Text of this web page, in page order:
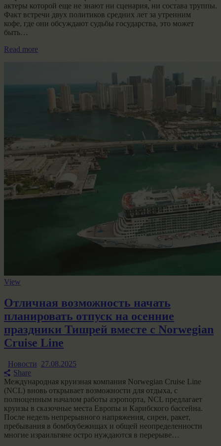
актеры которой еще не знают ни сценария, ни состава труппы.
Факт встречи двух политиков средних лет за утренним
кофе, где они обсуждают судьбы государства, это может
быть…
Read more
View
Отличная возможность начать
планировать отпуск на осенние
праздники Тишрей вместе с Norwegian
Cruise Line
Новости 27.08.2025
Share
Международная круизная компания Norwegian Cruise Line
(NCL) вновь открывает возможности для отдыха, с
полноценным началом работы аэропорта, NCL предлагает
круизы в сказочные места Европы и Карибского бассейна.
После недель непрерывного напряжения, сирен, ракет,
пребывания в бомбоубежищах и общей неопределенности
многие израильтяне остро нуждаются в перерыве…